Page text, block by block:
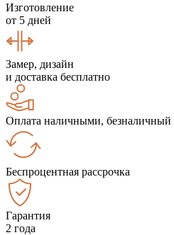
Изготовление
от 5 дней
Замер, дизайн
и доставка бесплатно
Оплата наличными, безналичный
Беспроцентная рассрочка
Гарантия
2 года